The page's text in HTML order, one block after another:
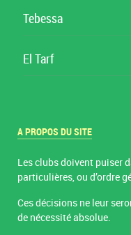
Tebessa
El Tarf
A PROPOS DU SITE
Les clubs doivent puiser
particulières, ou d’ordre
Ces décisions ne leur
de nécessité absolue.